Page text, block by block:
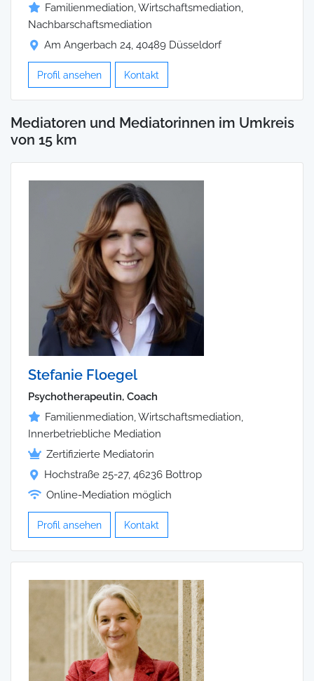
Familienmediation, Wirtschaftsmediation,
Nachbarschaftsmediation
Am Angerbach 24, 40489 Düsseldorf
Profil ansehen Kontakt
Mediatoren und Mediatorinnen im Umkreis
von 15 km
Stefanie Floegel
Psychotherapeutin, Coach
Familienmediation, Wirtschaftsmediation,
Innerbetriebliche Mediation
Zertifizierte Mediatorin
Hochstraße 25-27, 46236 Bottrop
Online-Mediation möglich
Profil ansehen Kontakt